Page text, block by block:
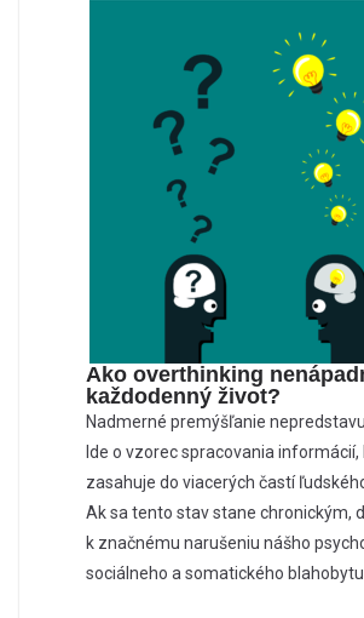
Ako overthinking
každodenný život?
Nadmerné premýšľanie
Ide o vzorec spracovania
zasahuje do viacerých častí
Ak sa tento stav stane chronickým,
k značnému narušeniu nášho
sociálneho a somatického blahobytu.